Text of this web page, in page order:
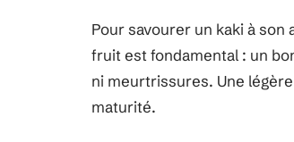
Pour savourer un kaki à
fruit est fondamental : un
ni meurtrissures. Une
maturité.